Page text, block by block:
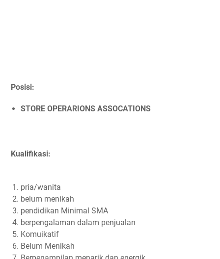
Posisi:
STORE OPERARIONS ASSOCATIONS
Kualifikasi:
pria/wanita
belum menikah
pendidikan Minimal SMA
berpengalaman dalam penjualan
Komuikatif
Belum Menikah